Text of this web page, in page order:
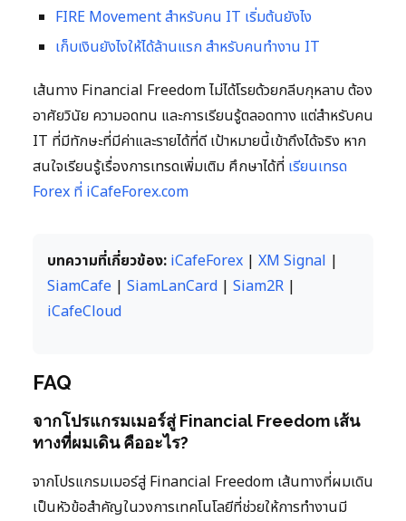
FIRE Movement สำหรับคน IT เริ่มต้นยังไง
เก็บเงินยังไงให้ได้ล้านแรก สำหรับคนทำงาน IT
เส้นทาง Financial Freedom ไม่ได้โรยด้วยกลีบกุหลาบ ต้อง
อาศัยวินัย ความอดทน และการเรียนรู้ตลอดทาง แต่สำหรับคน
IT ที่มีทักษะที่มีค่าและรายได้ที่ดี เป้าหมายนี้เข้าถึงได้จริง หาก
สนใจเรียนรู้เรื่องการเทรดเพิ่มเติม ศึกษาได้ที่ เรียนเทรด
Forex ที่ iCafeForex.com
บทความที่เกี่ยวข้อง: iCafeForex | XM Signal |
SiamCafe | SiamLanCard | Siam2R |
iCafeCloud
FAQ
จากโปรแกรมเมอร์สู่ Financial Freedom เส้น
ทางที่ผมเดิน คืออะไร?
จากโปรแกรมเมอร์สู่ Financial Freedom เส้นทางที่ผมเดิน
เป็นหัวข้อสำคัญในวงการเทคโนโลยีที่ช่วยให้การทำงานมี